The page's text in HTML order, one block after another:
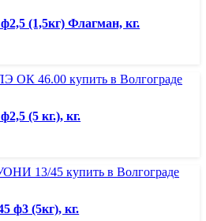
(1,5кг) Флагман, кг.
(5 кг.), кг.
ф3 (5кг), кг.